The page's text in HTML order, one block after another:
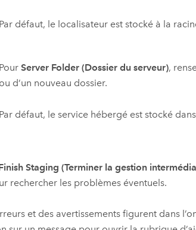
Par défaut, le localisateur est stocké à la
Pour Server Folder (Dossier du serveur),
ou d’un nouveau dossier.
Par défaut, le service hébergé est stocké
Staging (Terminer la gestion
rechercher les problèmes éventuels.
et des avertissements figurent dans